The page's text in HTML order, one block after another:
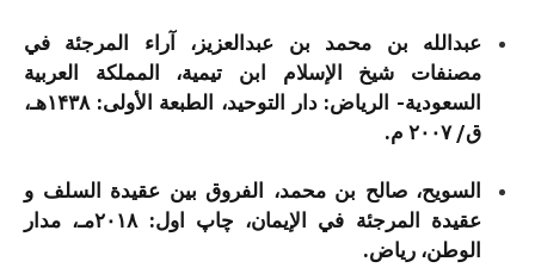
عبدالله بن محمد بن عبدالعزیز، آراء المرجئة في
مصنفات شیخ الإسلام ابن تیمیة، المملكة العربية
السعودية- الرياض: دار التوحید، الطبعة الأولى: ۱۴۳۸هـ،
ق/ ۲۰۰۷ م.
السویح، صالح بن محمد، الفروق بین عقیدة السلف و
عقیدة المرجئة في الإیمان، چاپ اول: ۲۰۱۸مـ، مدار
الوطن، ریاض.